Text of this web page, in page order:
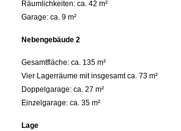
Räumlichkeiten: ca. 42 m²
Garage: ca. 9 m²
Nebengebäude 2
Gesamtfläche: ca. 135 m²
Vier Lagerräume mit insgesamt ca. 73 m²
Doppelgarage: ca. 27 m²
Einzelgarage: ca. 35 m²
Lage